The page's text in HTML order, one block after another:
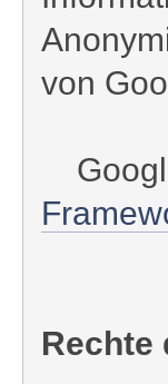
von
Rechte